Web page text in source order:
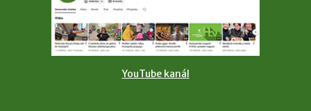
YouTube kanál